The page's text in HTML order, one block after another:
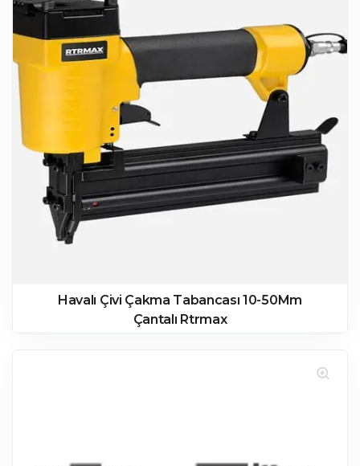
Havalı Çivi Çakma Tabancası 10-50Mm
Çantalı Rtrmax